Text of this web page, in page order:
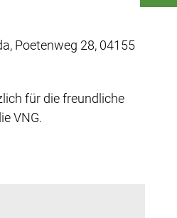
Poetenweg 28, 04155
für die freundliche
VNG.